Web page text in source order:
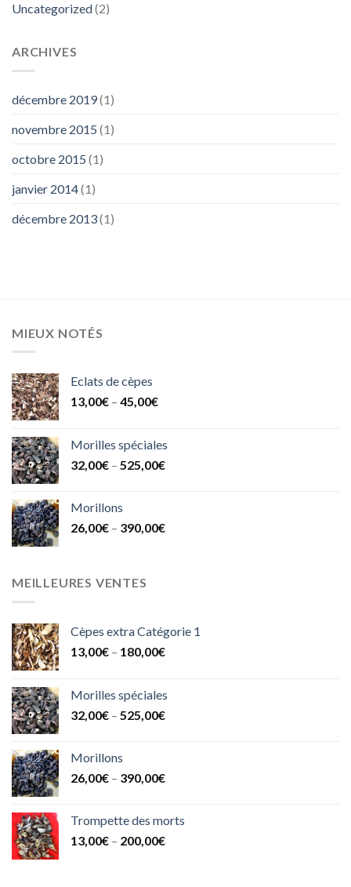
Uncategorized(2)
ARCHIVES
décembre 2019(1)
novembre 2015 (1)
octobre 2015 (1)
janvier 2014(1)
décembre 2013(1)
MIEUX NOTÉS
Eclats de cèpes
13,00€ – 45,00€
Morilles spéciales
32,00€ – 525,00€
Morillons
26,00€ – 390,00€
MEILLEURES VENTES
Cèpes extra Catégorie 1
13,00€ – 180,00€
Morilles spéciales
32,00€ – 525,00€
Morillons
26,00€ – 390,00€
Trompette des morts
13,00€ – 200,00€